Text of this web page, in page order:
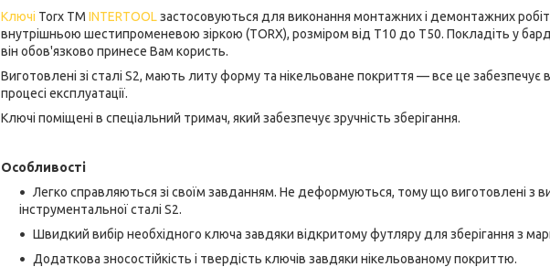
Ключі Torx ТМ INTERTOOLзастосовуються для виконання монтажних і демонтажних робіт
внутрішньою шестипроменевою зіркою (TORX), розміром від Т10 до Т50. Покладіть у
він обов'язково принесе Вам користь.
Виготовлені зі сталі S2, мають литу форму та нікельоване покриття — все це забезпечує
процесі експлуатації.
Ключі поміщені в спеціальний тримач, який забезпечує зручність зберігання.
Особливості
Легко справляються зі своїм завданням. Не деформуються, тому що виготовлені з
інструментальної сталі S2.
Швидкий вибір необхідного ключа завдяки відкритому футляру для зберігання з
Додаткова зносостійкість і твердість ключів завдяки нікельованому покриттю.